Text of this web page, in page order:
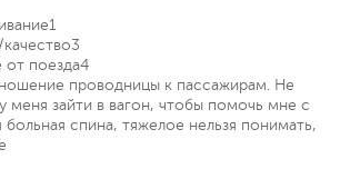
1
3
от поезда4
проводницы к пассажирам. Не
зайти в вагон, чтобы помочь мне с
спина, тяжелое нельзя понимать,